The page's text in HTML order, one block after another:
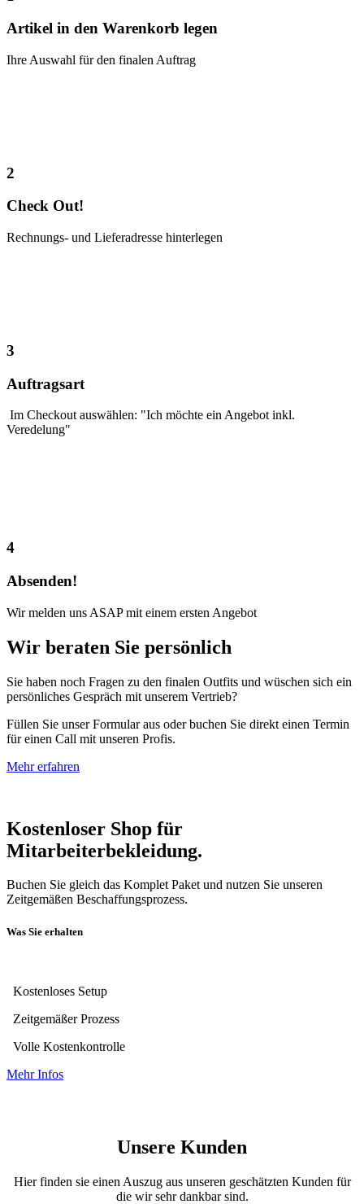
Artikel in den Warenkorb legen
Ihre Auswahl für den finalen Auftrag
2
Check Out!
Rechnungs- und Lieferadresse hinterlegen
3
Auftragsart
Im Checkout auswählen: "Ich möchte ein Angebot inkl.
Veredelung"
4
Absenden!
Wir melden uns ASAP mit einem ersten Angebot
Wir beraten Sie persönlich
Sie haben noch Fragen zu den finalen Outfits und wüschen sich ein
persönliches Gespräch mit unserem Vertrieb?
Füllen Sie unser Formular aus oder buchen Sie direkt einen Termin
für einen Call mit unseren Profis.
Mehr erfahren
Kostenloser Shop für
Mitarbeiterbekleidung.
Buchen Sie gleich das Komplet Paket und nutzen Sie unseren
Zeitgemäßen Beschaffungsprozess.
Was Sie erhalten
Kostenloses Setup
Zeitgemäßer Prozess
Volle Kostenkontrolle
Mehr Infos
Unsere Kunden
Hier finden sie einen Auszug aus unseren geschätzten Kunden für
die wir sehr dankbar sind.